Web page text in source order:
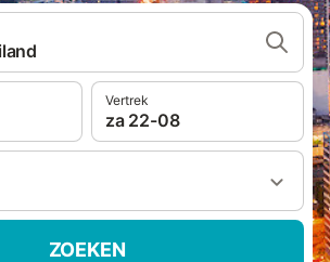
Vertrek
za 22-08
ZOEKEN